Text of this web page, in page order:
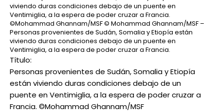
viviendo duras condiciones debajo de un puente en
Ventimiglia, a la espera de poder cruzar a Francia.
©Mohammad Ghannam/MSF© Mohammad Ghannam/MSF –
Personas provenientes de Sudán, Somalia y Etiopía están
viviendo duras condiciones debajo de un puente en
Ventimiglia, a la espera de poder cruzar a Francia.
Título:
Personas provenientes de Sudán, Somalia y Etiopía
están viviendo duras condiciones debajo de un
puente en Ventimiglia, a la espera de poder cruzar a
Francia. ©Mohammad Ghannam/MSF